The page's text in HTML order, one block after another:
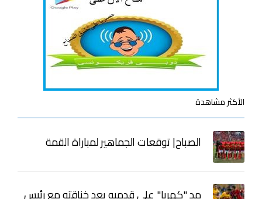
الأكثر مشاهدة
الصباح| توقعات الجماهير لمباراة القمة
مد "كهربا" على قدميه بعد خناقته مع رئيس